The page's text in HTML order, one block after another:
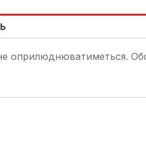
оприлюднюватиметься.